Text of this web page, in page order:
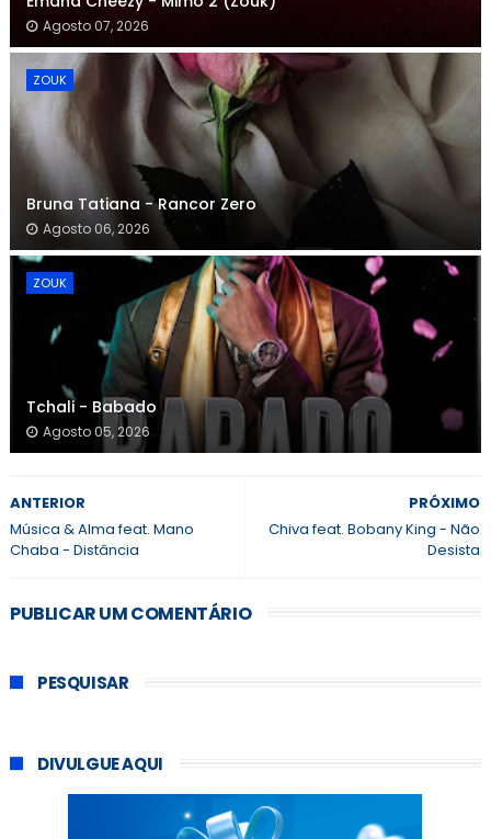
Agosto 07, 2026
ZOUK
Bruna Tatiana - Rancor Zero
Agosto 06, 2026
ZOUK
Tchali - Babado
Agosto 05, 2026
PRÓXIMO
Chiva feat. Bobany King - Não
Desista
ANTERIOR
Música & Alma feat. Mano
Chaba - Distância
PUBLICAR UM COMENTÁRIO
PESQUISAR
DIVULGUE AQUI